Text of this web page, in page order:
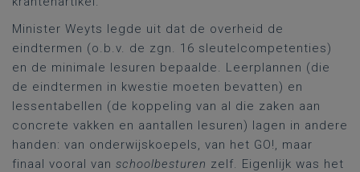
Minister Weyts legde uit dat de overheid de
eindtermen (o.b.v. de zgn. 16 sleutelcompetenties)
en de minimale lesuren bepaalde. Leerplannen (die
de eindtermen in kwestie moeten bevatten) en
lessentabellen (de koppeling van al die zaken aan
concrete vakken en aantallen lesuren) lagen in andere
handen: van onderwijskoepels, van het GO!, maar
finaal vooral van schoolbesturen zelf. Eigenlijk was het